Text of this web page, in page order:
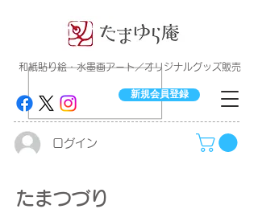
​和紙貼り絵・水墨画アート／オリジナルグッズ販売
新規会員登録
ログイン
たまつづり